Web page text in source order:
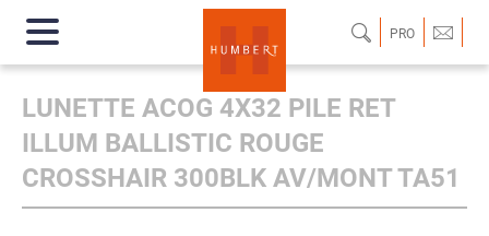
PRO
LUNETTE ACOG 4X32 PILE RET
ILLUM BALLISTIC ROUGE
CROSSHAIR 300BLK AV/MONT TA51